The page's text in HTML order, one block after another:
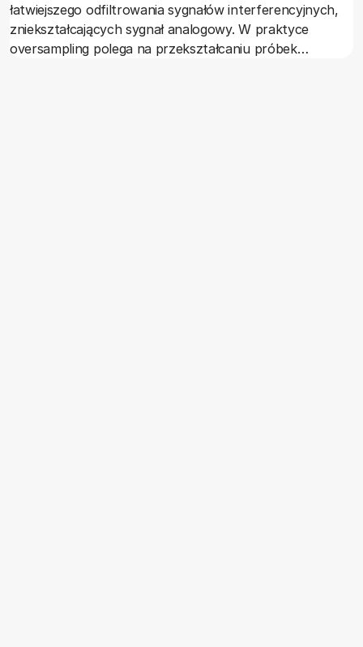
łatwiejszego odfiltrowania sygnałów interferencyjnych,
zniekształcających sygnał analogowy. W praktyce
oversampling polega na przekształcaniu próbek